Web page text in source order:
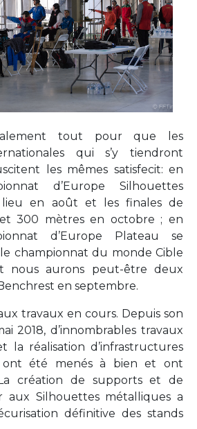
tout pour que les
qui s’y tiendront
les mêmes satisfecit: en
d’Europe Silhouettes
lieu en août et les finales de
et 300 mètres en octobre ; en
d’Europe Plateau se
championnat du monde Cible
nous aurons peut-être deux
en septembre.
travaux en cours. Depuis son
2018, d’innombrables travaux
la réalisation d’infrastructures
ont été menés à bien et ont
création de supports et de
Silhouettes métalliques a
définitive des stands